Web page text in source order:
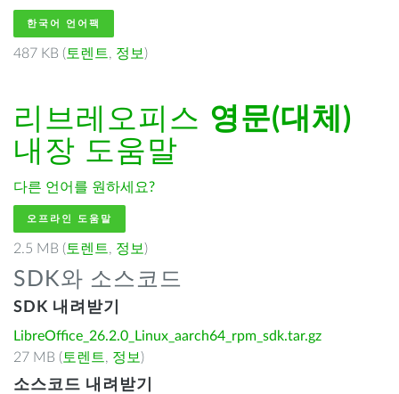
한국어 언어팩
487 KB ( 토렌트, 정보 )
리브레오피스 영문(대체)
내장 도움말
다른 언어를 원하세요?
오프라인 도움말
2.5 MB ( 토렌트, 정보 )
SDK와 소스코드
SDK 내려받기
LibreOffice_26.2.0_Linux_aarch64_rpm_sdk.tar.gz
27 MB ( 토렌트, 정보 )
소스코드 내려받기